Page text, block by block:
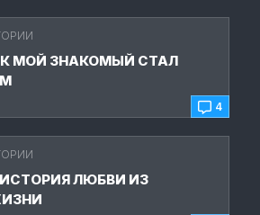
4
МОЙ ЗНАКОМЫЙ СТАЛ
ЛЮБВИ ИЗ